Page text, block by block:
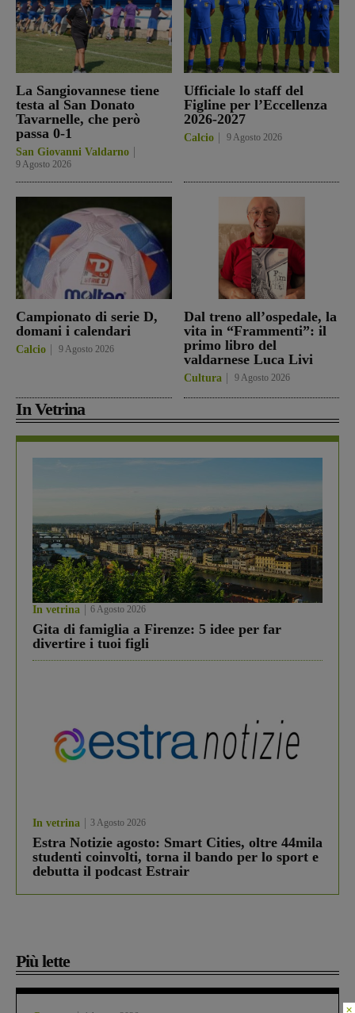
La Sangiovannese tiene
testa al San Donato
Tavarnelle, che però
passa 0-1
San Giovanni Valdarno
9 Agosto 2026
Ufficiale lo staff del
Figline per l’Eccellenza
2026-2027
Calcio 9 Agosto 2026
Campionato di serie D,
domani i calendari
Calcio 9 Agosto 2026
Dal treno all’ospedale, la
vita in “Frammenti”: il
primo libro del
valdarnese Luca Livi
Cultura 9 Agosto 2026
In Vetrina
In vetrina 6 Agosto 2026
Gita di famiglia a Firenze: 5 idee per far
divertire i tuoi figli
In vetrina 3 Agosto 2026
Estra Notizie agosto: Smart Cities, oltre 44mila
studenti coinvolti, torna il bando per lo sport e
debutta il podcast Estrair
Più lette
×